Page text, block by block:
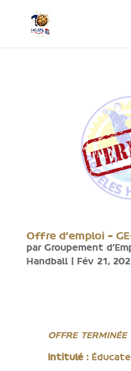
Offre d’emploi –
par Groupement
Handball| Fév 21,
OFFRE TERMINÉE
Intitulé: